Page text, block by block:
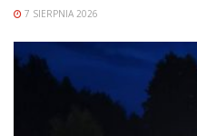
7 SIERPNIA 2026